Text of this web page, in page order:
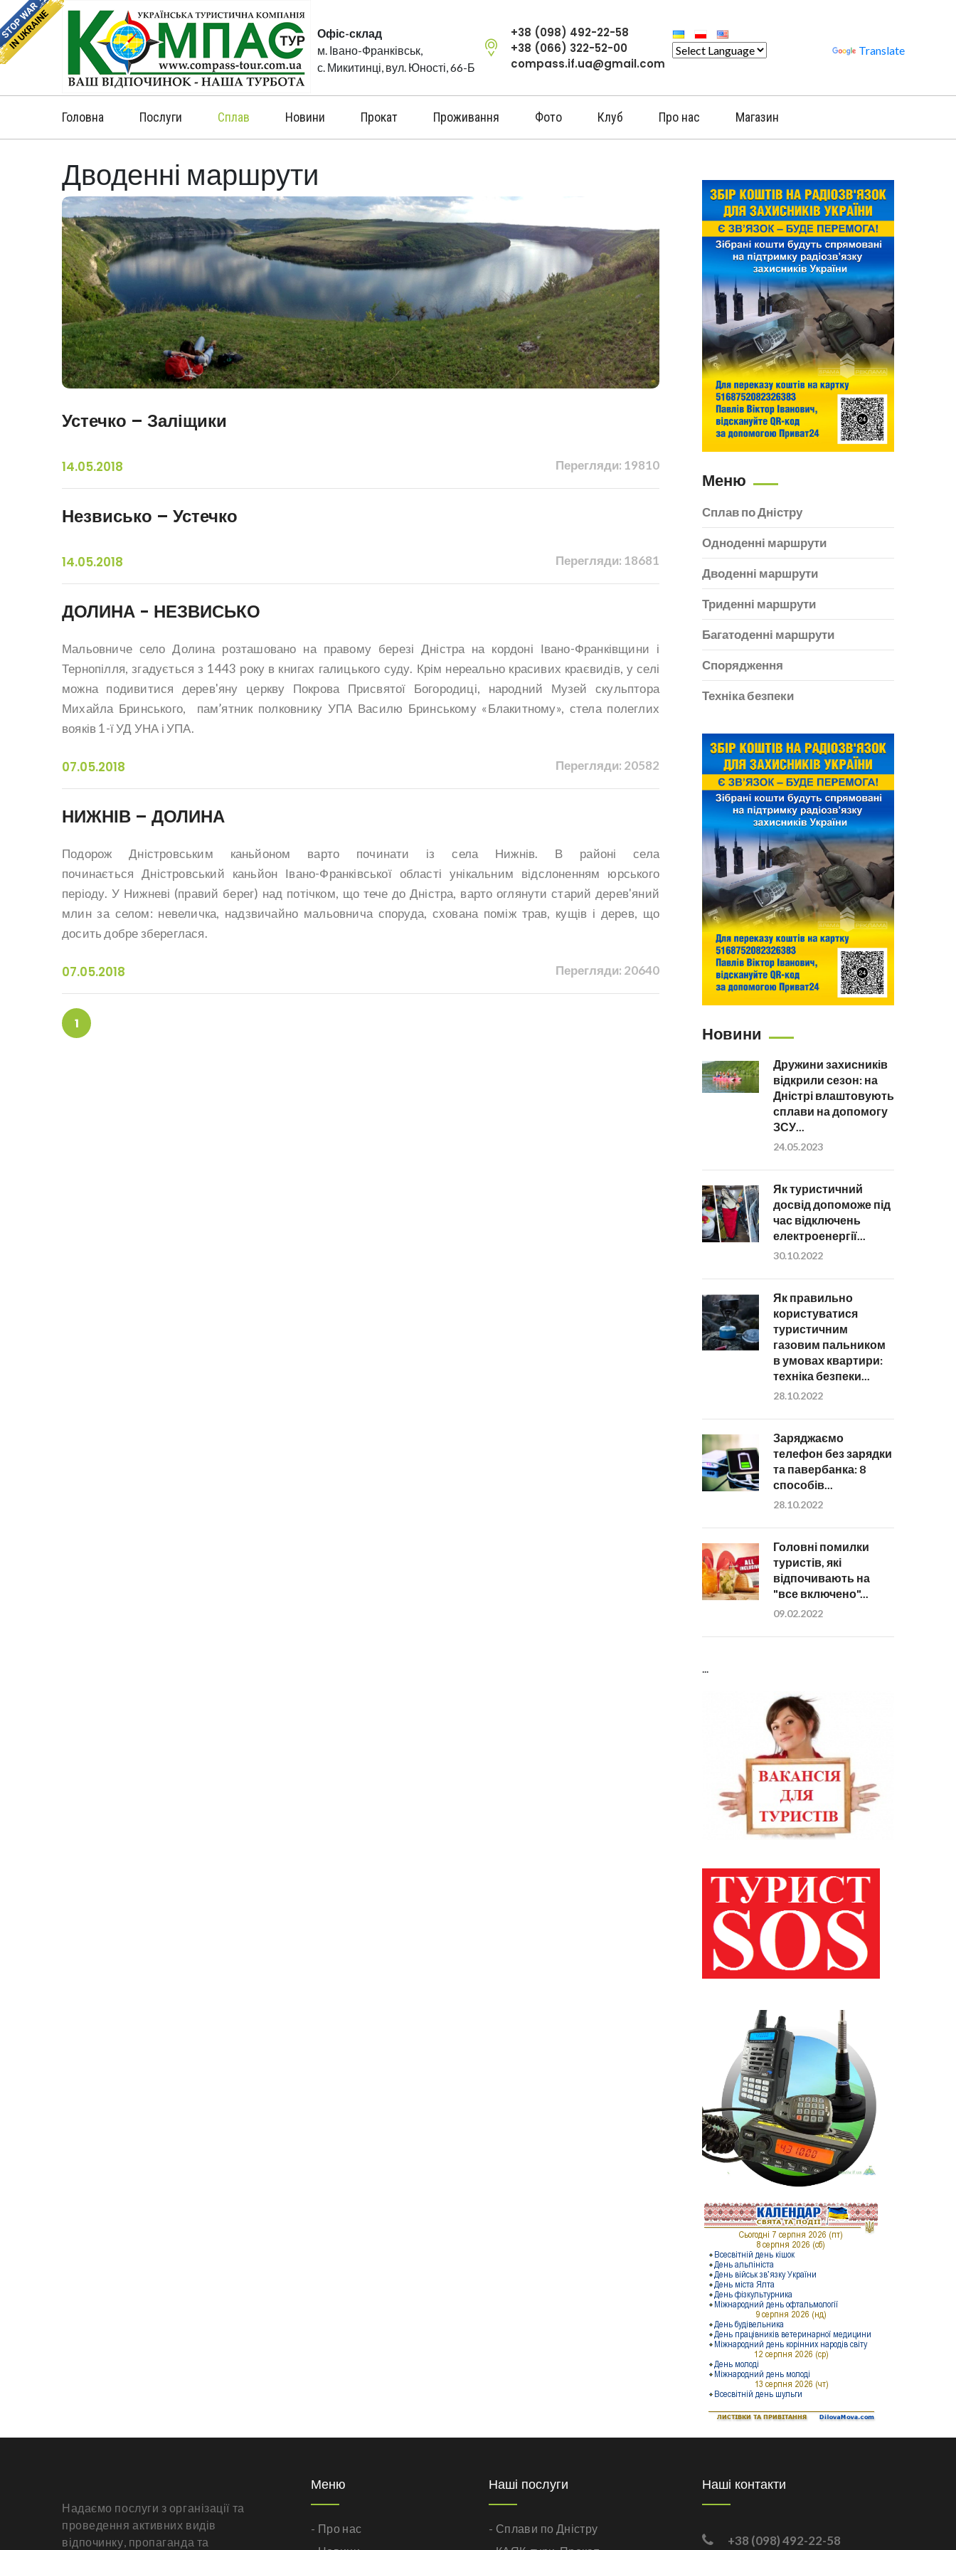
Офіс-склад
м. Івано-Франківськ,
с. Микитинці, вул. Юності, 66-Б
+38 (098) 492-22-58
+38 (066) 322-52-00
compass.if.ua@gmail.com
Translate
Головна Послуги Сплав Новини Прокат Проживання Фото Клуб Про нас Магазин
Дводенні маршрути
Устечко – Заліщики
14.05.2018 Перегляди: 19810
Незвисько – Устечко
14.05.2018 Перегляди: 18681
ДОЛИНА - НЕЗВИСЬКО
Мальовниче село Долина розташовано на правому березі Дністра на кордоні Івано-Франківщини і
Тернопілля, згадується з 1443 року в книгах галицького суду. Крім нереально красивих краєвидів, у селі
можна подивитися дерев'яну церкву Покрова Присвятої Богородиці, народний Музей скульптора
Михайла Бринського, пам’ятник полковнику УПА Василю Бринському «Блакитному», стела полеглих
вояків 1-ї УД УНА і УПА.
07.05.2018 Перегляди: 20582
НИЖНІВ – ДОЛИНА
Подорож Дністровським каньйоном варто починати із села Нижнів. В районі села
починається Дністровський каньйон Івано-Франківської області унікальним відслоненням юрського
періоду. У Нижневі (правий берег) над потічком, що тече до Дністра, варто оглянути старий дерев'яний
млин за селом: невеличка, надзвичайно мальовнича споруда, схована поміж трав, кущів і дерев, що
досить добре збереглася.
07.05.2018 Перегляди: 20640
1
Меню
Сплав по Дністру
Одноденні маршрути
Дводенні маршрути
Триденні маршрути
Багатоденні маршрути
Спорядження
Техніка безпеки
Новини
Дружини захисників
відкрили сезон: на
Дністрі влаштовують
сплави на допомогу
ЗСУ...
24.05.2023
Як туристичний
досвід допоможе під
час відключень
електроенергії...
30.10.2022
Як правильно
користуватися
туристичним
газовим пальником
в умовах квартири:
техніка безпеки...
28.10.2022
Заряджаємо
телефон без зарядки
та павербанка: 8
способів...
28.10.2022
Головні помилки
туристів, які
відпочивають на
"все включено"...
09.02.2022
Надаємо послуги з організації та
проведення активних видів
відпочинку, пропаганда та
Меню
- Про нас
Наші послуги
- Сплави по Дністру
Наші контакти
+38 (098) 492-22-58